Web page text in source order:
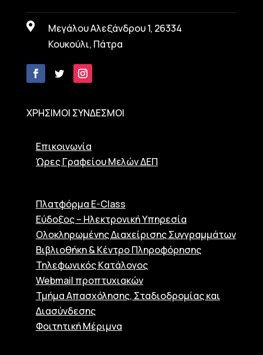

Μεγάλου Αλεξάνδρου 1, 26334
Κουκούλι, Πάτρα
ΧΡΗΣΙΜΟΙ ΣΥΝΔΕΣΜΟΙ
Επικοινωνία
Ώρες Γραφείου Μελών ΔΕΠ
Πλατφόρμα E-Class
Εύδοξος – Ηλεκτρονική Υπηρεσία
Ολοκληρωμένης Διαχείρισης Συγγραμμάτων
Βιβλιοθήκη & Κέντρο Πληροφόρησης
Τηλεφωνικός Kατάλογος
Webmail προπτυχιακών
Τμήμα Απασχόλησης, Σταδιοδρομίας και
Διασύνδεσης
Φοιτητική Μέριμνα